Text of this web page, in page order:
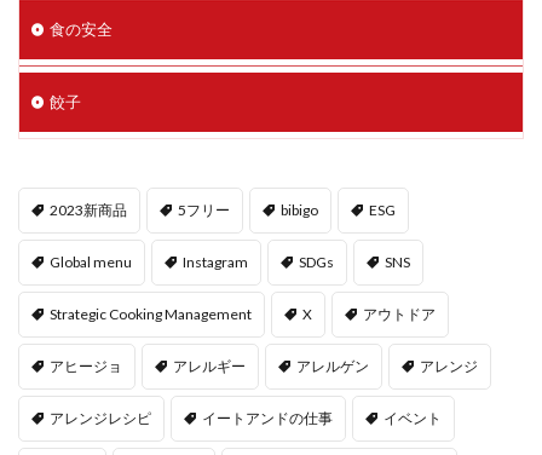
食の安全
餃子
2023新商品 5フリー bibigo ESG
Global menu Instagram SDGs SNS
Strategic Cooking Management X アウトドア
アヒージョ アレルギー アレルゲン アレンジ
アレンジレシピ イートアンドの仕事 イベント